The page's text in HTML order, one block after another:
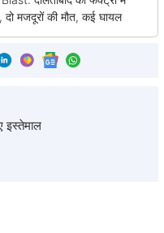
मजदूरों की मौत, कई घायल
इस्तेमाल